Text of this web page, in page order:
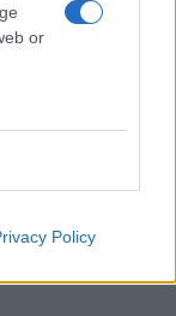
or
Policy
μιας
προκρίνει
τη
σε